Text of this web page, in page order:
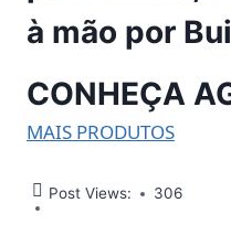
à mão por
CONHEÇA
MAIS PRODUTOS
Post Views: 306